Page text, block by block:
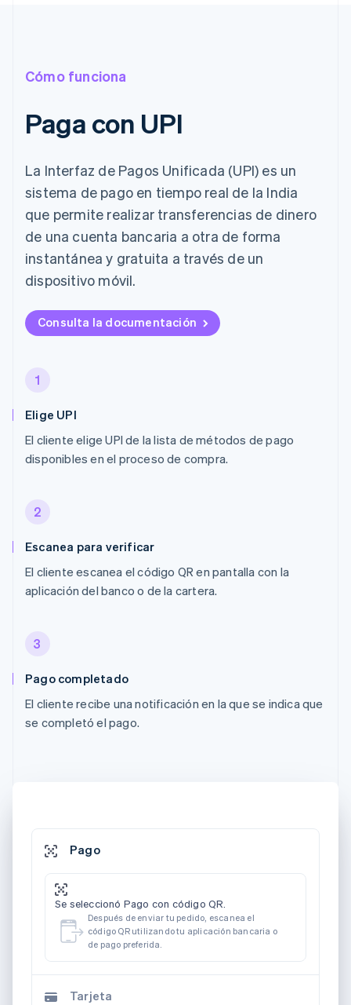
Cómo funciona
Paga con UPI
La Interfaz de Pagos Unificada (UPI) es un
sistema de pago en tiempo real de la India
que permite realizar transferencias de dinero
de una cuenta bancaria a otra de forma
instantánea y gratuita a través de un
dispositivo móvil.
Consulta la documentación
1
Elige UPI
El cliente elige UPI de la lista de métodos de pago
disponibles en el proceso de compra.
2
Escanea para verificar
El cliente escanea el código QR en pantalla con la
aplicación del banco o de la cartera.
3
Pago completado
El cliente recibe una notificación en la que se indica que
se completó el pago.
Pago
Se seleccionó Pago con código QR.
Después de enviar tu pedido, escanea el
código QR utilizando tu aplicación bancaria o
de pago preferida.
Tarjeta